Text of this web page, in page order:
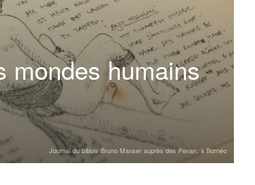
mondes humains
Journal du bâlois Bruno Manser auprès des Penan, à Bornéo